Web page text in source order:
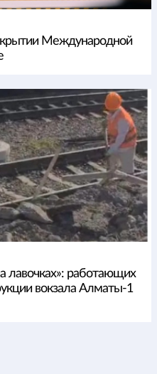
Международной
лавочках»: работающих
вокзала Алматы-1